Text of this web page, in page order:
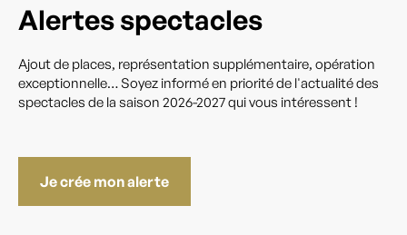
Alertes spectacles
Ajout de places, représentation supplémentaire, opération
exceptionnelle… Soyez informé en priorité de l'actualité des
spectacles de la saison 2026-2027 qui vous intéressent !
Je crée mon alerte